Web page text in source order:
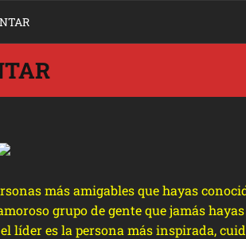
más amigables que hayas
grupo de gente que jamás hayas
líder es la persona más inspirada,